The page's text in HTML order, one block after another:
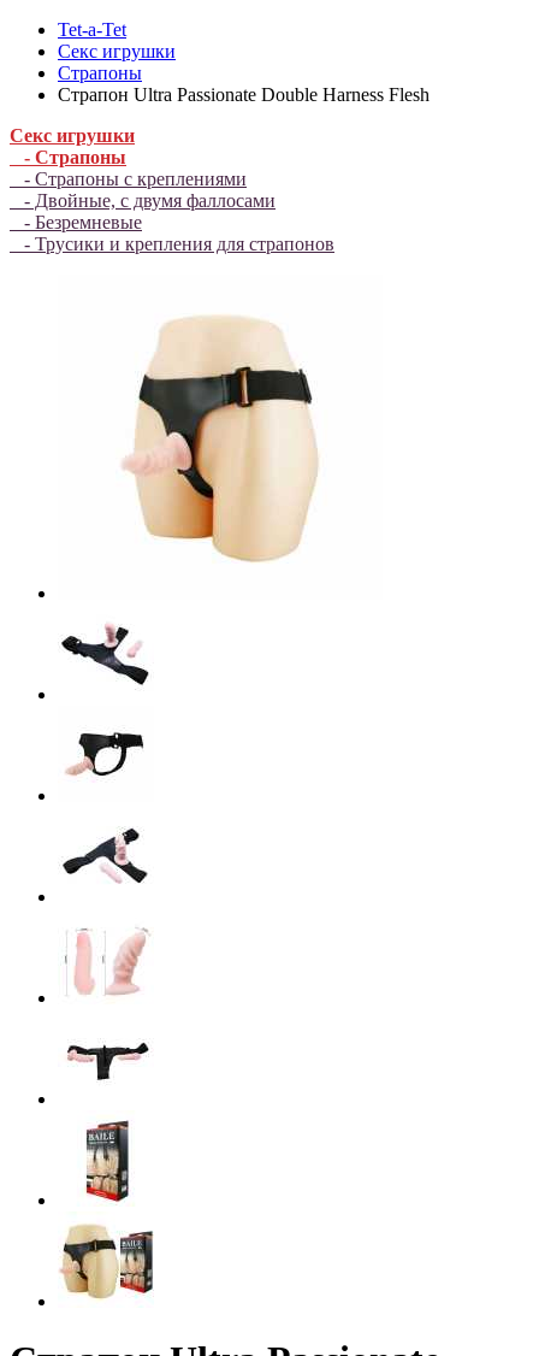
Tet-a-Tet
Секс игрушки
Страпоны
Страпон Ultra Passionate Double Harness Flesh
Секс игрушки
- Страпоны
- Страпоны с креплениями
- Двойные, с двумя фаллосами
- Безремневые
- Трусики и крепления для страпонов